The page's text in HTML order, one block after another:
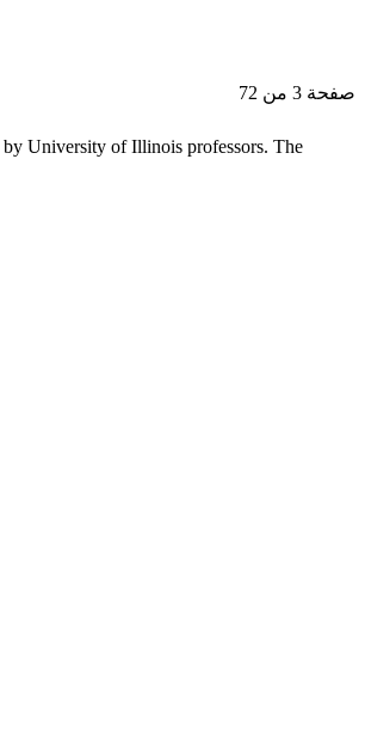
صفحة 3 من 72
by University of Illinois professors. The